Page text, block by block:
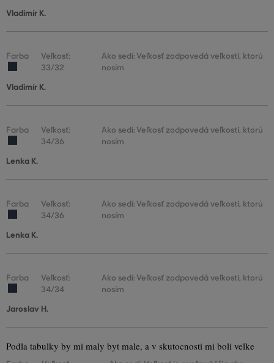
Vladimír K.
Farba
Veľkosť:
33/32
Ako sedí: Veľkosť zodpovedá veľkosti, ktorú
nosím
Vladimír K.
Farba
Veľkosť:
34/36
Ako sedí: Veľkosť zodpovedá veľkosti, ktorú
nosím
Lenka K.
Farba
Veľkosť:
34/36
Ako sedí: Veľkosť zodpovedá veľkosti, ktorú
nosím
Lenka K.
Farba
Veľkosť:
34/34
Ako sedí: Veľkosť zodpovedá veľkosti, ktorú
nosím
Jaroslav H.
Podla tabulky by mi maly byt male, a v skutocnosti mi boli velke